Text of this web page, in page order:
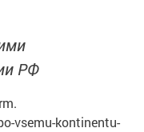
РФ
vsemu-kontinentu-